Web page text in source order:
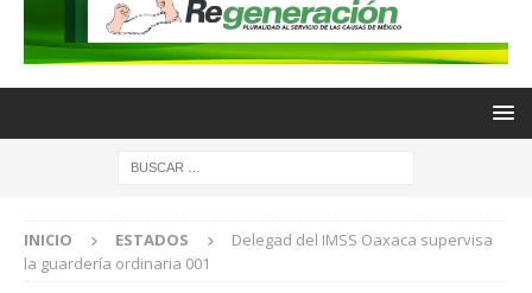
INICIO ESTADOS
Delegad del IMSS Oaxaca supervisa
la guardería ordinaria 001